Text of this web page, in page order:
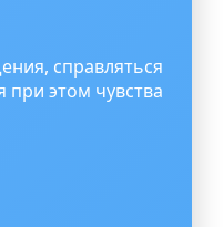
справляться
при этом чувства